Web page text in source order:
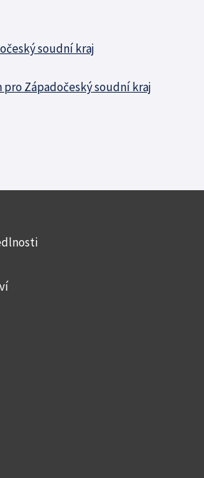
soudní kraj
Západočeský soudní kraj